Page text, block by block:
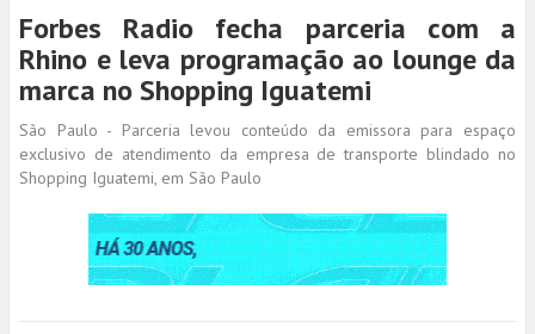
Forbes Radio fecha parceria com a
Rhino e leva programação ao lounge da
marca no Shopping Iguatemi
São Paulo - Parceria levou conteúdo da emissora para espaço
exclusivo de atendimento da empresa de transporte blindado no
Shopping Iguatemi, em São Paulo